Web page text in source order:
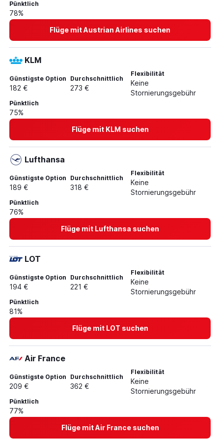
Flüge von Frankfurt am Main nach Almería
Flüge von Leipzig nach Granada
Pünktlich
78%
Flüge mit Austrian Airlines suchen
KLM
Günstigste Option
182 €
Durchschnittlich
273 €
Flexibilität
Keine
Stornierungsgebühr
Pünktlich
75%
Flüge mit KLM suchen
Lufthansa
Günstigste Option
189 €
Durchschnittlich
318 €
Flexibilität
Keine
Stornierungsgebühr
Pünktlich
76%
Flüge mit Lufthansa suchen
LOT
Günstigste Option
194 €
Durchschnittlich
221 €
Flexibilität
Keine
Stornierungsgebühr
Pünktlich
81%
Flüge mit LOT suchen
Air France
Günstigste Option
209 €
Durchschnittlich
362 €
Flexibilität
Keine
Stornierungsgebühr
Pünktlich
77%
Flüge mit Air France suchen